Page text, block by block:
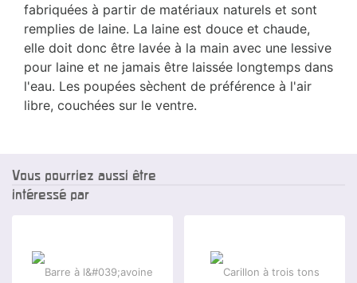
fabriquées à partir de matériaux naturels et sont
remplies de laine. La laine est douce et chaude,
elle doit donc être lavée à la main avec une lessive
pour laine et ne jamais être laissée longtemps dans
l'eau. Les poupées sèchent de préférence à l'air
libre, couchées sur le ventre.
Vous pourriez aussi être
intéressé par